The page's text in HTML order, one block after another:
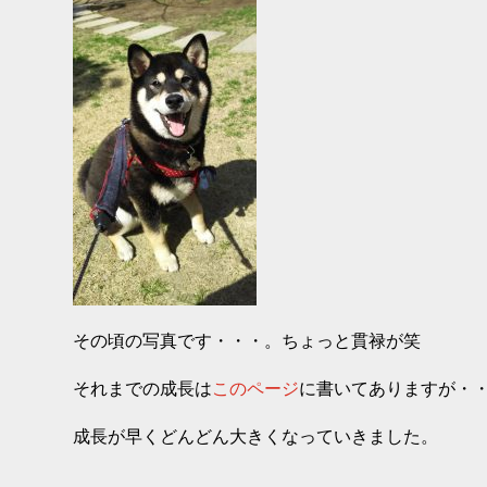
その頃の写真です・・・。ちょっと貫禄が笑
それまでの成長はこのページに書いてありますが・
成長が早くどんどん大きくなっていきました。